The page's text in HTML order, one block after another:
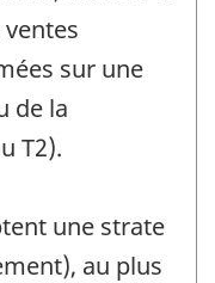
sur une
de la
T2).
une strate
au plus